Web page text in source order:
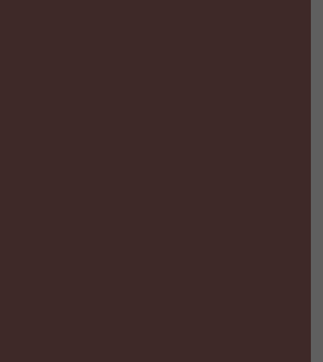
de loopbaan van beide